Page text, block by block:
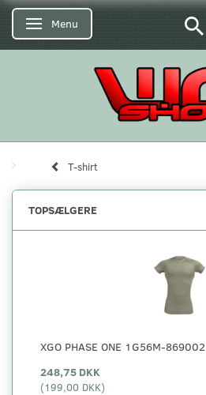
Skifte navigation
Menu
T-shirt
TOPSÆLGERE
XGO PHASE ONE 1G56M-869002
248,75 DKK
(199,00 DKK)